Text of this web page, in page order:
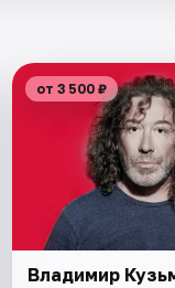
от 3 500 ₽
Владимир